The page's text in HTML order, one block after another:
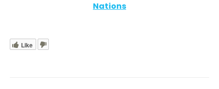
Nations
Like